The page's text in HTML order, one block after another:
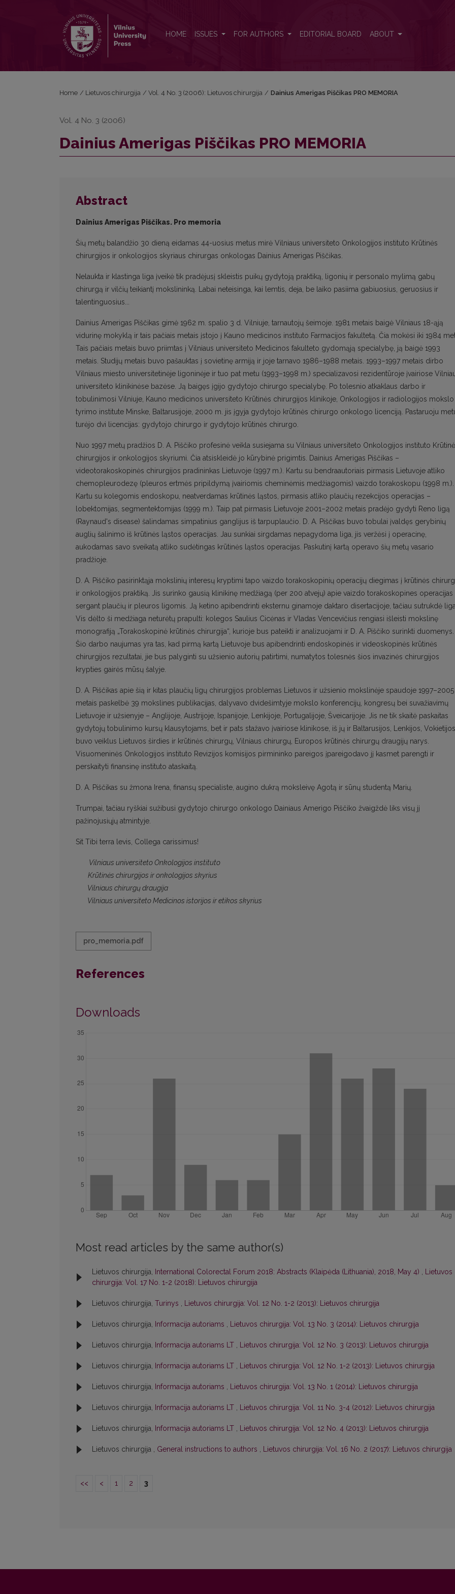
HOME ISSUES FOR AUTHORS EDITORIAL BOARD ABOUT
Home / Lietuvos chirurgija / Vol. 4 No. 3 (2006): Lietuvos chirurgija / Dainius Amerigas Piščikas PRO MEMORIA
Vol. 4 No. 3 (2006)
Dainius Amerigas Piščikas PRO MEMORIA
Abstract
Dainius Amerigas Piščikas. Pro memoria
Šių metų balandžio 30 dieną eidamas 44-uosius metus mirė Vilniaus universiteto Onkologijos instituto Krūtinės
chirurgijos ir onkologijos skyriaus chirurgas onkologas Dainius Amerigas Piščikas.
Nelaukta ir klastinga liga įveikė tik pradėjusį skleistis puikų gydytoją praktiką, ligonių ir personalo mylimą gabų
chirurgą ir vilčių teikiantį mokslininką. Labai neteisinga, kai lemtis, deja, be laiko pasiima gabiuosius, geruosius ir
talentinguosius...
Dainius Amerigas Piščikas gimė 1962 m. spalio 3 d. Vilniuje, tarnautojų šeimoje. 1981 metais baigė Vilniaus 18-ąją
vidurinę mokyklą ir tais pačiais metais įstojo į Kauno medicinos instituto Farmacijos fakultetą. Čia mokėsi iki 1984
Tais pačiais metais buvo priimtas į Vilniaus universiteto Medicinos fakulteto gydomąją specialybę, ją baigė 1993
metais. Studijų metais buvo pašauktas į sovietinę armiją ir joje tarnavo 1986–1988 metais. 1993–1997 metais dirbo
Vilniaus miesto universitetinėje ligoninėje ir tuo pat metu (1993–1998 m.) specializavosi rezidentūroje įvairiose
universiteto klinikinėse bazėse. Ją baigęs įgijo gydytojo chirurgo specialybę. Po tolesnio atkaklaus darbo ir
tobulinimosi Vilniuje, Kauno medicinos universiteto Krūtinės chirurgijos klinikoje, Onkologijos ir radiologijos mokslo
tyrimo institute Minske, Baltarusijoje, 2000 m. jis įgyja gydytojo krūtinės chirurgo onkologo licenciją. Pastaruoju
turėjo dvi licencijas: gydytojo chirurgo ir gydytojo krūtinės chirurgo.
Nuo 1997 metų pradžios D. A. Piščiko profesinė veikla susiejama su Vilniaus universiteto Onkologijos instituto
chirurgijos ir onkologijos skyriumi. Čia atsiskleidė jo kūrybinė prigimtis. Dainius Amerigas Piščikas –
videotorakoskopinės chirurgijos pradininkas Lietuvoje (1997 m.). Kartu su bendraautoriais pirmasis Lietuvoje atliko
chemopleurodezę (pleuros ertmės pripildymą įvairiomis cheminėmis medžiagomis) vaizdo torakoskopu (1998 m.).
Kartu su kolegomis endoskopu, neatverdamas krūtinės ląstos, pirmasis atliko plaučių rezekcijos operacijas –
lobektomijas, segmentektomijas (1999 m.). Taip pat pirmasis Lietuvoje 2001–2002 metais pradėjo gydyti Reno ligą
(Raynaud's disease) šalindamas simpatinius ganglijus iš tarpuplaučio. D. A. Piščikas buvo tobulai įvaldęs gerybinių
auglių šalinimo iš krūtinės ląstos operacijas. Jau sunkiai sirgdamas nepagydoma liga, jis veržėsi į operacinę,
aukodamas savo sveikatą atliko sudėtingas krūtinės ląstos operacijas. Paskutinį kartą operavo šių metų vasario
pradžioje.
D. A. Piščiko pasirinktąja mokslinių interesų kryptimi tapo vaizdo torakoskopinių operacijų diegimas į krūtinės
ir onkologijos praktiką. Jis surinko gausią klinikinę medžiagą (per 200 atvejų) apie vaizdo torakoskopines operacijas
sergant plaučių ir pleuros ligomis. Ją ketino apibendrinti eksternu ginamoje daktaro disertacijoje, tačiau sutrukdė
Vis dėlto ši medžiaga neturėtų prapulti: kolegos Saulius Cicėnas ir Vladas Vencevičius rengiasi išleisti mokslinę
monografiją „Torakoskopinė krūtinės chirurgija“, kurioje bus pateikti ir analizuojami ir D. A. Piščiko surinkti duomenys.
Šio darbo naujumas yra tas, kad pirmą kartą Lietuvoje bus apibendrinti endoskopinės ir videoskopinės krūtinės
chirurgijos rezultatai, jie bus palyginti su užsienio autorių patirtimi, numatytos tolesnės šios invazinės chirurgijos
krypties gairės mūsų šalyje.
D. A. Piščikas apie šią ir kitas plaučių ligų chirurgijos problemas Lietuvos ir užsienio mokslinėje spaudoje 1997–2005
metais paskelbė 39 mokslines publikacijas, dalyvavo dvidešimtyje mokslo konferencijų, kongresų bei suvažiavimų
Lietuvoje ir užsienyje – Anglijoje, Austrijoje, Ispanijoje, Lenkijoje, Portugalijoje, Šveicarijoje. Jis ne tik skaitė paskaitas
gydytojų tobulinimo kursų klausytojams, bet ir pats stažavo įvairiose klinikose, iš jų ir Baltarusijos, Lenkijos,
buvo veiklus Lietuvos širdies ir krūtinės chirurgų, Vilniaus chirurgų, Europos krūtinės chirurgų draugijų narys.
Visuomeninės Onkologijos instituto Revizijos komisijos pirmininko pareigos įpareigodavo jį kasmet parengti ir
perskaityti finansinę instituto ataskaitą.
D. A. Piščikas su žmona Irena, finansų specialiste, augino dukrą moksleivę Agotą ir sūnų studentą Marių.
Trumpai, tačiau ryškiai sužibusi gydytojo chirurgo onkologo Dainiaus Amerigo Piščiko žvaigždė liks visų jį
pažinojusiųjų atmintyje.
Sit Tibi terra levis, Collega carissimus!
Vilniaus universiteto Onkologijos instituto
Krūtinės chirurgijos ir onkologijos skyrius
Vilniaus chirurgų draugija
Vilniaus universiteto Medicinos istorijos ir etikos skyrius
pro_memoria.pdf
References
Downloads
Most read articles by the same author(s)
Lietuvos chirurgija, International Colorectal Forum 2018: Abstracts (Klaipėda (Lithuania), 2018, May 4) , Lietuvos
chirurgija: Vol. 17 No. 1-2 (2018): Lietuvos chirurgija
Lietuvos chirurgija, Turinys , Lietuvos chirurgija: Vol. 12 No. 1-2 (2013): Lietuvos chirurgija
Lietuvos chirurgija, Informacija autoriams , Lietuvos chirurgija: Vol. 13 No. 3 (2014): Lietuvos chirurgija
Lietuvos chirurgija, Informacija autoriams LT , Lietuvos chirurgija: Vol. 12 No. 3 (2013): Lietuvos chirurgija
Lietuvos chirurgija, Informacija autoriams LT , Lietuvos chirurgija: Vol. 12 No. 1-2 (2013): Lietuvos chirurgija
Lietuvos chirurgija, Informacija autoriams , Lietuvos chirurgija: Vol. 13 No. 1 (2014): Lietuvos chirurgija
Lietuvos chirurgija, Informacija autoriams LT , Lietuvos chirurgija: Vol. 11 No. 3-4 (2012): Lietuvos chirurgija
Lietuvos chirurgija, Informacija autoriams LT , Lietuvos chirurgija: Vol. 12 No. 4 (2013): Lietuvos chirurgija
Lietuvos chirurgija , General instructions to authors , Lietuvos chirurgija: Vol. 16 No. 2 (2017): Lietuvos chirurgija
<< < 1 2 3